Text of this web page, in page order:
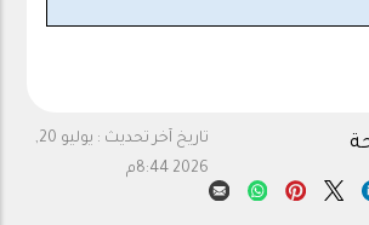
تاريخ آخر تحديث :
يوليو 20,
2026 8:44م